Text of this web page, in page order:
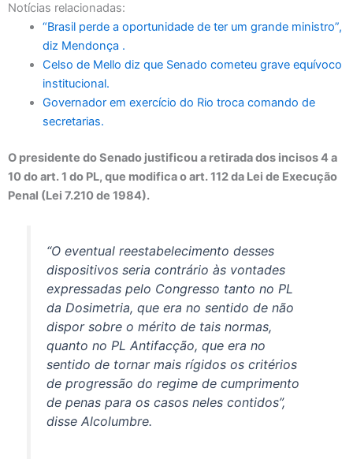
Notícias relacionadas:
“Brasil perde a oportunidade de ter um grande ministro”,
diz Mendonça .
Celso de Mello diz que Senado cometeu grave equívoco
institucional.
Governador em exercício do Rio troca comando de
secretarias.
O presidente do Senado justificou a retirada dos incisos 4 a
10 do art. 1 do PL, que modifica o art. 112 da Lei de Execução
Penal (Lei 7.210 de 1984).
“O eventual reestabelecimento desses
dispositivos seria contrário às vontades
expressadas pelo Congresso tanto no PL
da Dosimetria, que era no sentido de não
dispor sobre o mérito de tais normas,
quanto no PL Antifacção, que era no
sentido de tornar mais rígidos os critérios
de progressão do regime de cumprimento
de penas para os casos neles contidos”,
disse Alcolumbre.